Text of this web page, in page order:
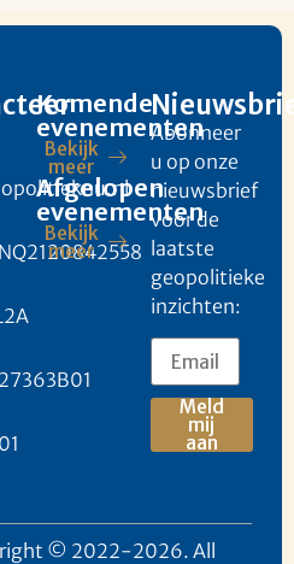
Komende
evenementen
Bekijk
meer
Afgelopen
evenementen
Bekijk
meer
Abonneer
u op onze
nieuwsbrief
voor de
laatste
geopolitieke
inzichten:
Meld
mij
aan
© 2022-2026. All